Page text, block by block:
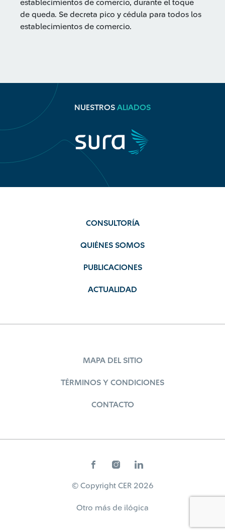
establecimientos de comercio, durante el toque
de queda. Se decreta pico y cédula para todos los
establecimientos de comercio.
NUESTROS ALIADOS
CONSULTORÍA
QUIÉNES SOMOS
PUBLICACIONES
ACTUALIDAD
MAPA DEL SITIO
TÉRMINOS Y CONDICIONES
CONTACTO
© Copyright CER 2026
Otro más de ilógica